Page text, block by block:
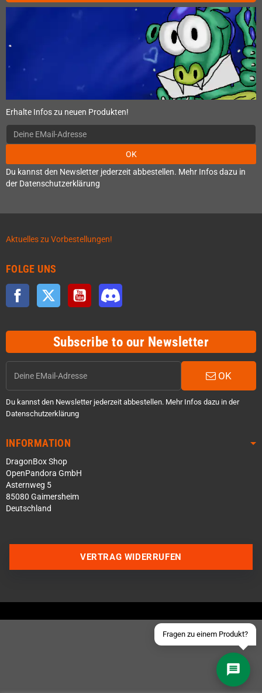
Erhalte Infos zu neuen Produkten!
OK
Du kannst den Newsletter jederzeit abbestellen. Mehr Infos dazu in
der Datenschutzerklärung
Aktuelles zu Vorbestellungen!
FOLGE UNS
Facebook Twitter YouTube
Subscribe to our Newsletter
OK
Du kannst den Newsletter jederzeit abbestellen. Mehr Infos dazu in der
Datenschutzerklärung
INFORMATION
DragonBox Shop
OpenPandora GmbH
Asternweg 5
85080 Gaimersheim
Deutschland
Schick uns eine eMail
VERTRAG WIDERRUFEN